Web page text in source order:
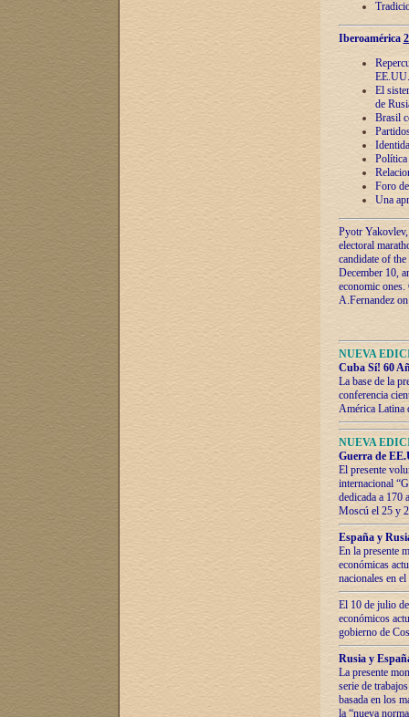
Iberoamérica
EE.UU.
El
de
Brasil
Política
Foro
Una
Pyotr
electoral
candidate of
December 10,
economic
A.Fernandez
NUEVA
Cuba Sí! 60
La base de la
conferencia
América Latina
NUEVA
Guerra de
El presente
internacional
dedicada a 170
Moscú el 25 y
España y
En la presente
económicas
nacionales en
El 10 de julio
económicos
gobierno de
Rusia y
La presente
serie de
basada en los
la “nueva